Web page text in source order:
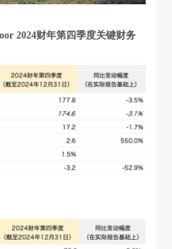
2024财年第四季度关键财务